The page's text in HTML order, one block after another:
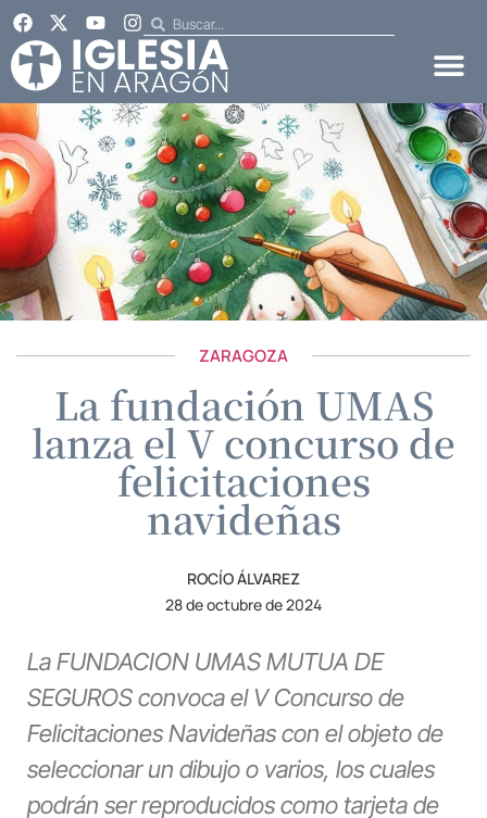
ZARAGOZA
La fundación UMAS
lanza el V concurso de
felicitaciones
navideñas
ROCÍO ÁLVAREZ
28 de octubre de 2024
La FUNDACION UMAS MUTUA DE
SEGUROS convoca el V Concurso de
Felicitaciones Navideñas con el objeto de
seleccionar un dibujo o varios, los cuales
podrán ser reproducidos como tarjeta de